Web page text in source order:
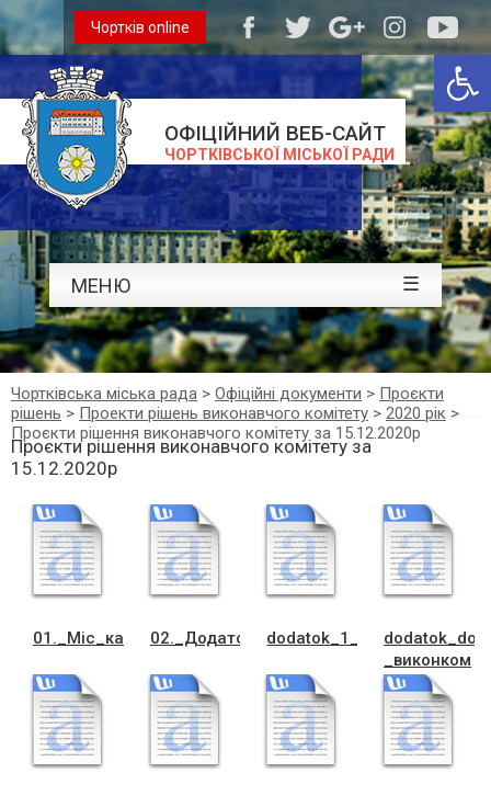
ОФІЦІЙНИЙ ВЕБ-САЙТ
ЧОРТКІВСЬКОЇ МІСЬКОЇ РАДИ
Чортків online
МЕНЮ ☰
Чортківська міська рада > Офіційні документи > Проєкти
рішень > Проекти рішень виконавчого комітету > 2020 рік >
Проєкти рішення виконавчого комітету за 15.12.2020р
Проєкти рішення виконавчого комітету за
15.12.2020р
01._Мiс_ка_програма_розвит_кукул_тури_(1)
02._Додаток_1_до_Програми
_виконком